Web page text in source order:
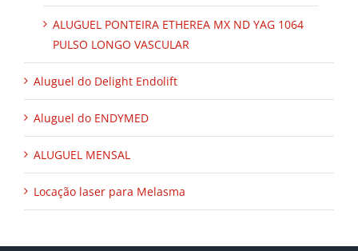
ALUGUEL PONTEIRA ETHEREA MX ND YAG 1064
PULSO LONGO VASCULAR
Aluguel do Delight Endolift
Aluguel do ENDYMED
ALUGUEL MENSAL
Locação laser para Melasma